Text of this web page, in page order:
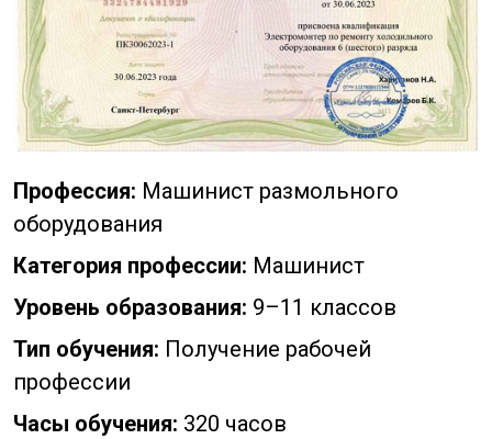
Профессия: Машинист размольного
оборудования
Категория профессии: Машинист
Уровень образования: 9–11 классов
Тип обучения: Получение рабочей
профессии
Часы обучения: 320 часов